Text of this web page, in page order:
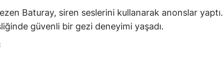
Niğde
Baturay, siren seslerini kullanarak anonslar yaptı.
güvenli bir gezi deneyimi yaşadı.